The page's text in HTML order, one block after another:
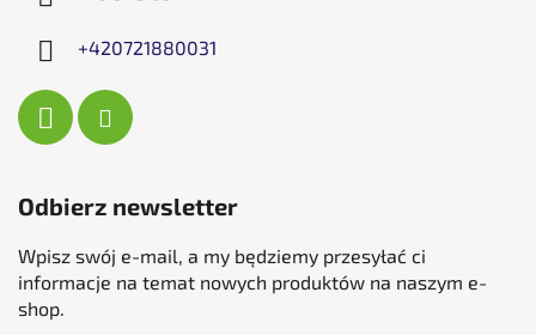
+420721880031
Odbierz newsletter
Wpisz swój e-mail, a my będziemy przesyłać ci
informacje na temat nowych produktów na naszym e-
shop.